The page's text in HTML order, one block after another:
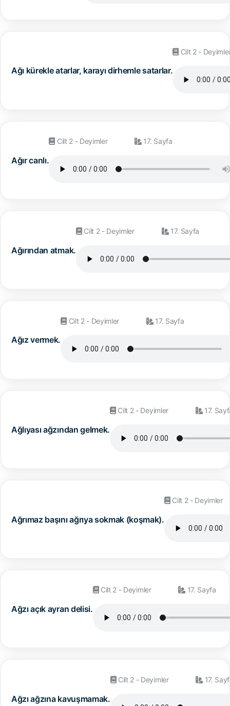
Ağı kürekle atarlar, karayı dirhemle satarlar.
Cilt 2 -
Ağır canlı.
Cilt 2 - Deyimler 17. Sayfa
Ağırından atmak.
Cilt 2 - Deyimler 17. Sayfa
Ağız vermek.
Cilt 2 - Deyimler 17. Sayfa
Ağlıyası ağzından gelmek.
Cilt 2 - Deyimler 17.
Ağrımaz başını ağrıya sokmak (koşmak).
Cilt 2 - Deyimler
Ağzı açık ayran delisi.
Cilt 2 - Deyimler 17. Sayfa
Ağzı ağzına kavuşmamak.
Cilt 2 - Deyimler 17.